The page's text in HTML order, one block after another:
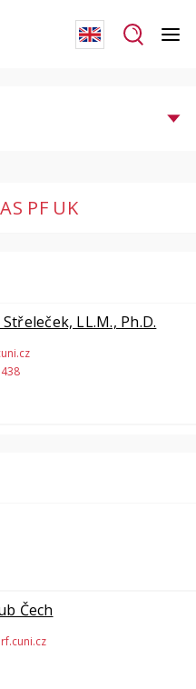
PF UK
LL.M., Ph.D.
Čech